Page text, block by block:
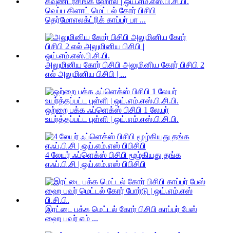
வெப்ப கிளாட் மெட்டல் கோர் பிசிபி
தெர்மோஎலக்ட்ரிக் காப்பர் பா ...
அலுமினிய கோர் பிசிபி அலுமினிய கோர் பிசிபி 2
எல் அலுமினிய பிசிபி | ...
ஒற்றை பக்க ஃப்ளெக்ஸ் பிசிபி 1 லேயர்
உயர்த்தப்பட்ட புள்ளி | ஒய்.எம்.எஸ்.பி.சி.பி.
4 லேயர் ஃப்ளெக்ஸ் பிசிபி மூழ்கியது தங்க
எஃப்.பி.சி | ஒய்.எம்.எஸ் பிபிசிபி
இரட்டை பக்க மெட்டல் கோர் பிசிபி காப்பர் பேஸ்
ஹை பவர் எம் ...